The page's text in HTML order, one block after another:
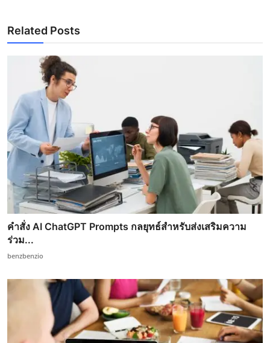
Related Posts
คำสั่ง AI ChatGPT Prompts กลยุทธ์สำหรับส่งเสริมความ
ร่วม...
benzbenzio